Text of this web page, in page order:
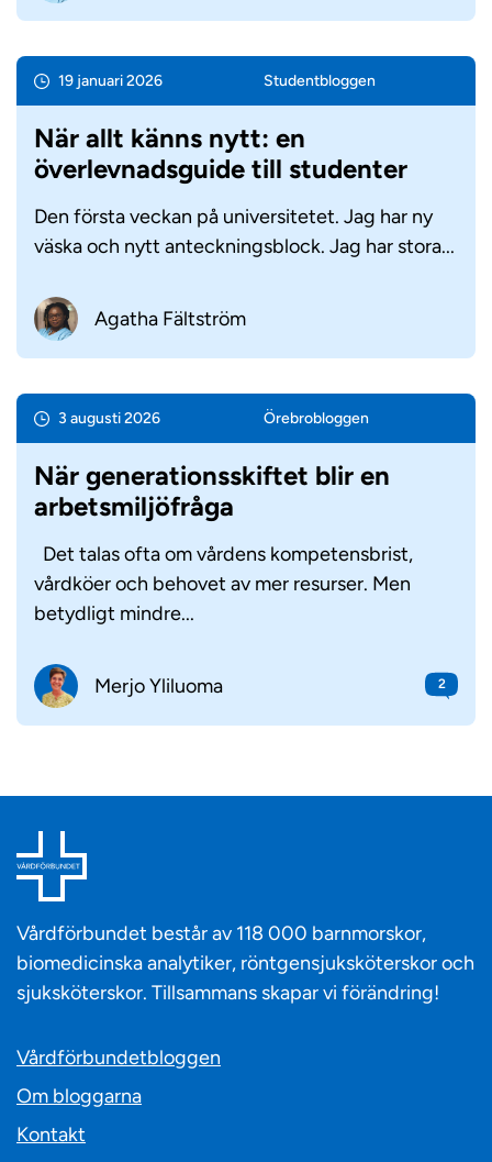
19 januari 2026 Student­bloggen
När allt känns nytt: en
överlevnadsguide till studenter
Den första veckan på universitetet. Jag har ny
väska och nytt anteckningsblock. Jag har stora...
Agatha Fältström
3 augusti 2026 Örebro­bloggen
När generationsskiftet blir en
arbetsmiljöfråga
Det talas ofta om vårdens kompetensbrist,
vårdköer och behovet av mer resurser. Men
betydligt mindre...
Merjo Yliluoma 2
Vårdförbundet består av 118 000 barnmorskor,
biomedicinska analytiker, röntgensjuksköterskor och
sjuksköterskor. Tillsammans skapar vi förändring!
Vårdförbundetbloggen
Om bloggarna
Kontakt